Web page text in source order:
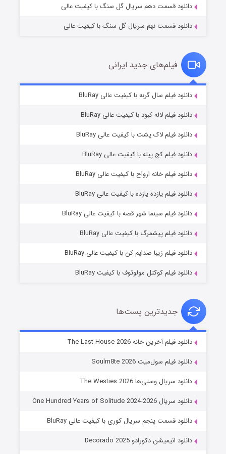
قسمت۷ (زیرنویس) منتشر شد
خاندان اژدها فصل ۳
دانلود قسمت دهم سریال گل سنگ با کیفیت عالی
دانلود قسمت نهم سریال گل سنگ با کیفیت عالی
فیلم‌های جدید ایرانی
دانلود فیلم سال گربه با کیفیت عالی BluRay
دانلود فیلم لاله کبود با کیفیت عالی BluRay
دانلود فیلم لاک پشت با کیفیت عالی BluRay
دانلود فیلم کج‌ پیله با کیفیت عالی BluRay
دانلود فیلم خانه ارواح با کیفیت عالی BluRay
دانلود فیلم یازده یازده با کیفیت عالی BluRay
دانلود فیلم سینما شهر قصه با کیفیت عالی BluRay
دانلود فیلم پیشمرگ با کیفیت عالی BluRay
دانلود فیلم زیبا صدایم کن با کیفیت عالی BluRay
دانلود فیلم کوکتل مولوتوف با کیفیت BluRay
جدیدترین پست‌ها
دانلود فیلم آخرین خانه The Last House 2026
دانلود فیلم سول‌میت Soulm8te 2026
دانلود سریال وستی‌ها The Westies 2026
دانلود سریال One Hundred Years of Solitude 2024-2026
دانلود قسمت پنجم سریال کوری با کیفیت عالی BluRay
دانلود انیمیشن دکورادو Decorado 2025